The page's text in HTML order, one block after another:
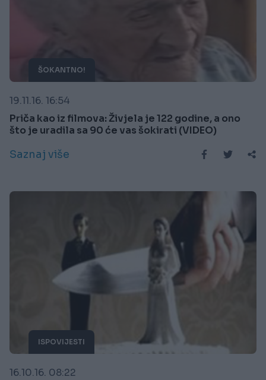
ŠOKANTNO!
19.11.16. 16:54
Priča kao iz filmova: Živjela je 122 godine, a ono
što je uradila sa 90 će vas šokirati (VIDEO)
Saznaj više
ISPOVIJESTI
16.10.16. 08:22